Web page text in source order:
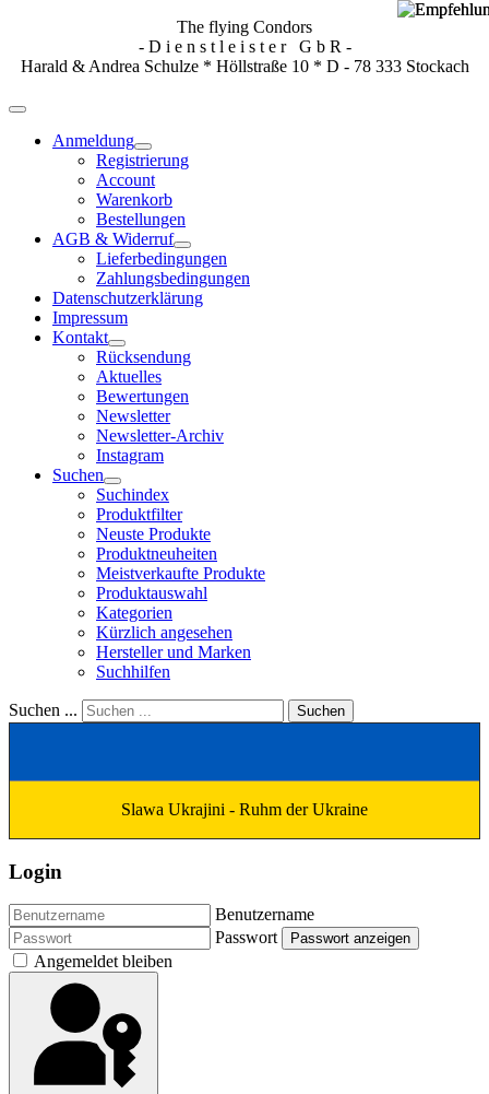
The flying Condors
- D i e n s t l e i s t e r G b R -
Harald & Andrea Schulze * Höllstraße 10 * D - 78 333 Stockach
Anmeldung
Registrierung
Account
Warenkorb
Bestellungen
AGB & Widerruf
Lieferbedingungen
Zahlungsbedingungen
Datenschutzerklärung
Impressum
Kontakt
Rücksendung
Aktuelles
Bewertungen
Newsletter
Newsletter-Archiv
Instagram
Suchen
Suchindex
Produktfilter
Neuste Produkte
Produktneuheiten
Meistverkaufte Produkte
Produktauswahl
Kategorien
Kürzlich angesehen
Hersteller und Marken
Suchhilfen
Suchen ... Suchen
Slawa Ukrajini - Ruhm der Ukraine
Login
Benutzername
Passwort
Passwort anzeigen
Angemeldet bleiben